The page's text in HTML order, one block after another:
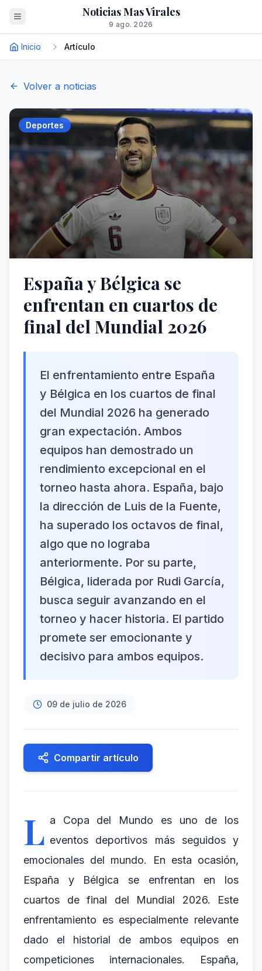
Noticias Mas Virales
9 ago. 2026
Inicio Artículo
Volver a noticias
Deportes
España y Bélgica se
enfrentan en cuartos de
final del Mundial 2026
El enfrentamiento entre España
y Bélgica en los cuartos de final
del Mundial 2026 ha generado
gran expectación. Ambos
equipos han demostrado un
rendimiento excepcional en el
torneo hasta ahora. España, bajo
la dirección de Luis de la Fuente,
ha superado los octavos de final,
algo que no lograba
anteriormente. Por su parte,
Bélgica, liderada por Rudi García,
busca seguir avanzando en el
torneo y hacer historia. El partido
promete ser emocionante y
decisivo para ambos equipos.
09 de julio de 2026
Compartir artículo
L a Copa del Mundo es uno de los
eventos deportivos más seguidos y
emocionales del mundo. En esta ocasión,
España y Bélgica se enfrentan en los
cuartos de final del Mundial 2026. Este
enfrentamiento es especialmente relevante
dado el historial de ambos equipos en
competiciones internacionales. España,